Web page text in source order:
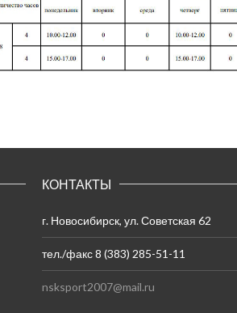
КОНТАКТЫ
г. Новосибирск, ул. Советская 62
тел./факс 8 (383) 285-51-11
nsksport2007@mail.ru